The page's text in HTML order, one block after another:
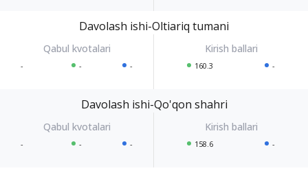
Davolash ishi-Oltiariq tumani
- - - 160.3 -
Davolash ishi-Qo'qon shahri
- - - 158.6 -